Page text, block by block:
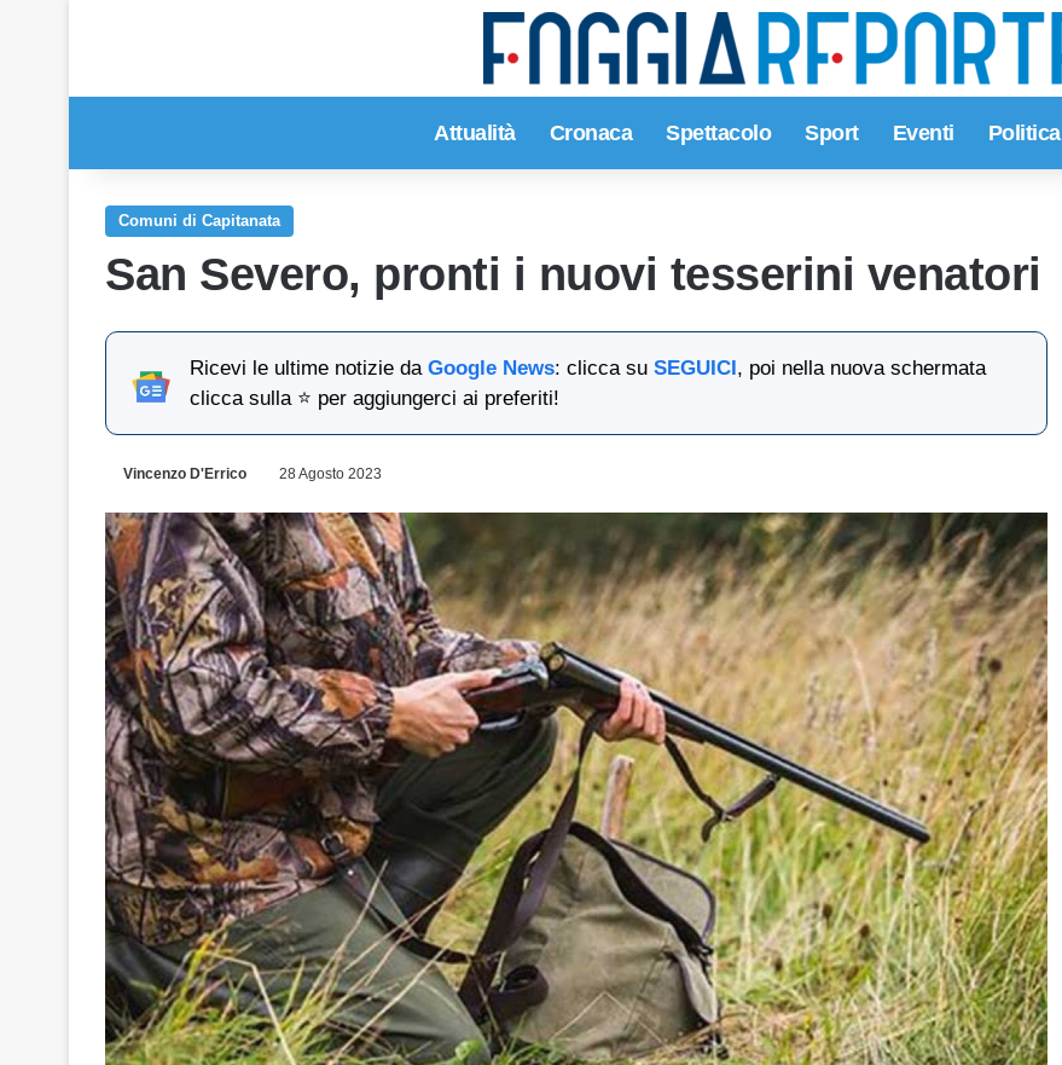
Attualità Cronaca Spettacolo Sport Eventi Politica
Comuni di Capitanata
San Severo, pronti i nuovi tesserini venatori
Ricevi le ultime notizie daGoogle News: clicca suSEGUICI, poi nella nuova schermata
clicca sulla ⭐ per aggiungerci ai preferiti!
Vincenzo D'Errico 28 Agosto 2023